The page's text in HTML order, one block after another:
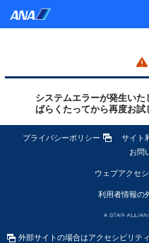
システムエラーが発生い
ばらくたってから再度お
プライバシーポリシー サイト
お問
ウェブアクセ
利用者情報の
外部サイトの場合はアクセシビリテ